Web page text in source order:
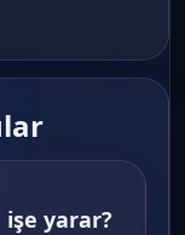
yarar?